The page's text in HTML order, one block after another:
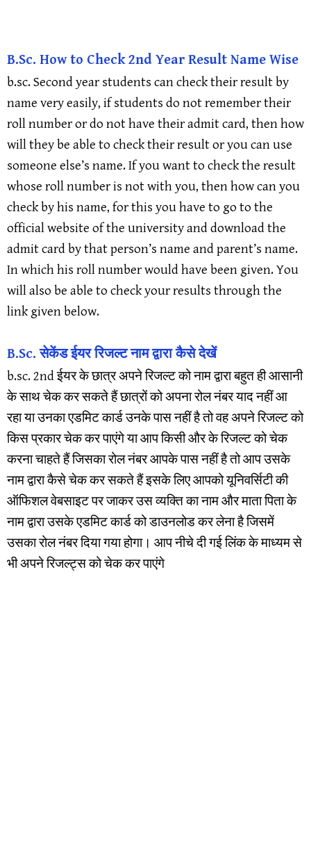
B.Sc. How to Check 2nd Year Result Name Wise
b.sc. Second year students can check their result by
name very easily, if students do not remember their
roll number or do not have their admit card, then how
will they be able to check their result or you can use
someone else’s name. If you want to check the result
whose roll number is not with you, then how can you
check by his name, for this you have to go to the
official website of the university and download the
admit card by that person’s name and parent’s name.
In which his roll number would have been given. You
will also be able to check your results through the
link given below.
B.Sc. सेकेंड ईयर रिजल्ट नाम द्वारा कैसे देखें
b.sc. 2nd ईयर के छात्र अपने रिजल्ट को नाम द्वारा बहुत ही आसानी
के साथ चेक कर सकते हैं छात्रों को अपना रोल नंबर याद नहीं आ
रहा या उनका एडमिट कार्ड उनके पास नहीं है तो वह अपने रिजल्ट को
किस प्रकार चेक कर पाएंगे या आप किसी और के रिजल्ट को चेक
करना चाहते हैं जिसका रोल नंबर आपके पास नहीं है तो आप उसके
नाम द्वारा कैसे चेक कर सकते हैं इसके लिए आपको यूनिवर्सिटी की
ऑफिशल वेबसाइट पर जाकर उस व्यक्ति का नाम और माता पिता के
नाम द्वारा उसके एडमिट कार्ड को डाउनलोड कर लेना है जिसमें
उसका रोल नंबर दिया गया होगा। आप नीचे दी गई लिंक के माध्यम से
भी अपने रिजल्ट्स को चेक कर पाएंगे